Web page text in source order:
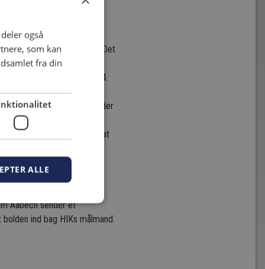
mod HIK fra Gentofte. Det
højt i feltet, hvor
får en mulighed, i det 24.
længde og parerer. 4
hvor Lazarevitz header
sidste minut, men
til HIF, men formår ikke at
det bliver til et par
Aabech sender et
ind bag HIKs målmand.
også
som kan
fra din
ALLE